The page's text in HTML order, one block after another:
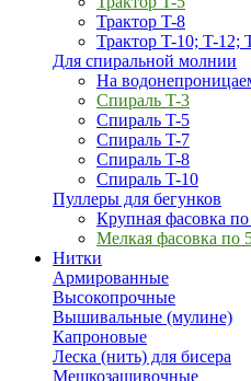
Трактор T-8
Трактор T-10; T-12;
Для спиральной молнии
На
Спираль T-3
Спираль T-5
Спираль T-7
Спираль T-8
Спираль T-10
Пуллеры для бегунков
Крупная фасовка
Мелкая фасовка по
Нитки
Армированные
Высокопрочные
Вышивальные (мулине)
Капроновые
Леска (нить) для бисера
Мешкозашивочные